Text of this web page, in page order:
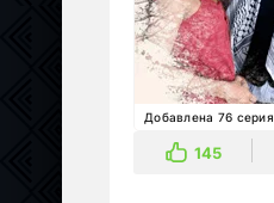
Добавлена 76 серия
145